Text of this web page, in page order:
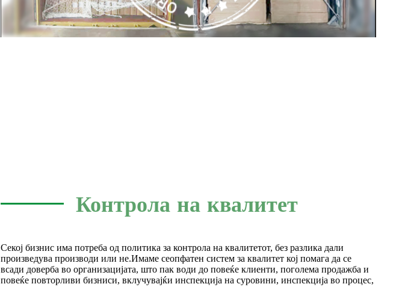
Контрола на квалитет
Секој бизнис има потреба од политика за контрола на квалитетот, без разлика дали
произведува производи или не.Имаме сеопфатен систем за квалитет кој помага да се
всади доверба во организацијата, што пак води до повеќе клиенти, поголема продажба и
повеќе повторливи бизниси, вклучувајќи инспекција на суровини, инспекција во процес,